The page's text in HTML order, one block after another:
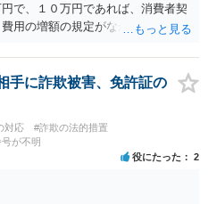
で、１０万円であれば、消費者契
用の増額の規定がなかったのに増
由がないことになります。
手に詐欺被害、免許証の
対応
#詐欺の法的措置
が不明
役にたった 2